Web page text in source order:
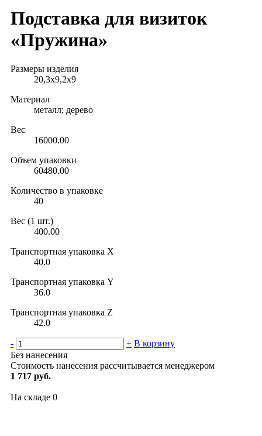
Подставка для визиток
«Пружина»
Размеры изделия
20,3х9,2х9
Материал
металл; дерево
Вес
16000.00
Объем упаковки
60480.00
Количество в упаковке
40
Вес (1 шт.)
400.00
Транспортная упаковка X
40.0
Транспортная упаковка Y
36.0
Транспортная упаковка Z
42.0
- + В корзину
Без нанесения
Стоимость нанесения рассчитывается менеджером
1 717 руб.
На складе 0